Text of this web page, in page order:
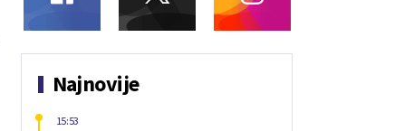
Najnovije
15:53